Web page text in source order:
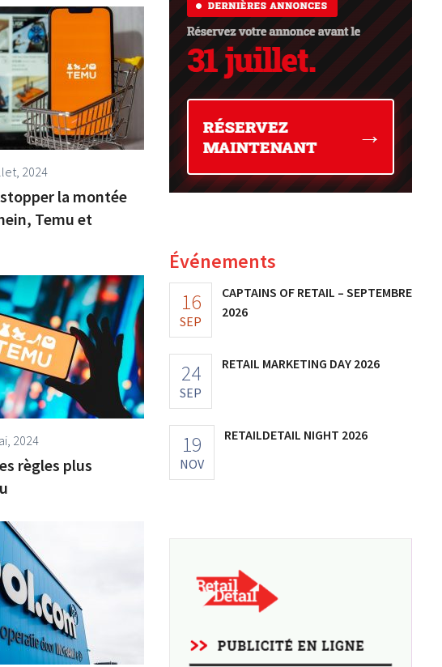
2024
la montée
Temu et
2024
règles plus
Événements
16
SEP
CAPTAINS OF RETAIL – SEPTEMBRE
2026
24
SEP
RETAIL MARKETING DAY 2026
19
NOV
RETAILDETAIL NIGHT 2026